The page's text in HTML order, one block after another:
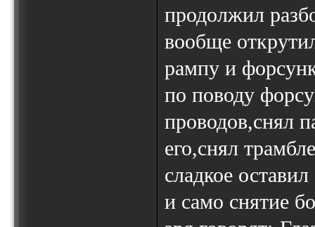
продолжил
вообще
рампу и
по поводу
проводов,снял
его,снял
сладкое
и само снятие